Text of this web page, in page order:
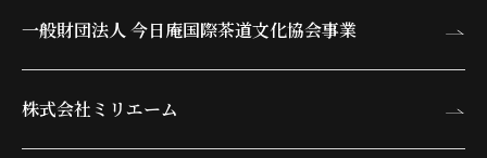
一般財団法人 今日庵国際茶道文化協会事業
株式会社ミリエーム